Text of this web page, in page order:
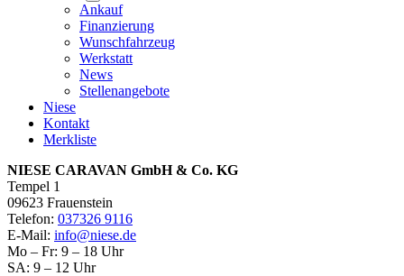
Ankauf
Finanzierung
Wunschfahrzeug
Werkstatt
News
Stellenangebote
Niese
Kontakt
Merkliste
NIESE CARAVAN GmbH & Co. KG
Tempel 1
09623 Frauenstein
Telefon: 037326 9116
E-Mail: info@niese.de
Mo – Fr: 9 – 18 Uhr
SA: 9 – 12 Uhr